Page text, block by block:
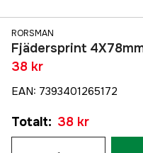
RORSMAN
Fjädersprint
38 kr
EAN: 7393401265172
Totalt: 38 kr